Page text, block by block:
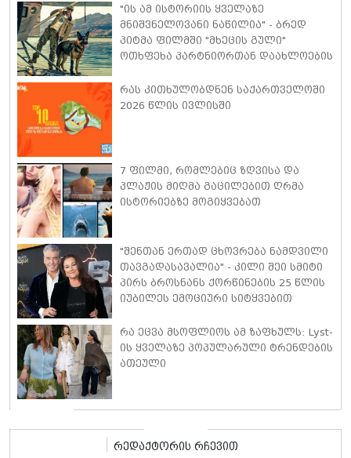
"ის ამ ისტორიის ყველაზე
მნიშვნელოვანი ნაწილია" - ბრედ
პიტმა ფილმში "მხეცის გული"
ოთხფეხა პარტნიორთან დაახლოების
ისაუბრა
რას კითხულობდნენ საქართველოში
2026 წლის ივლისში
7 ფილმი, რომლებიც ზღვისა და
პლაჟის მიღმა გაცილებით ღრმა
ისტორიებზე მოგიყვებათ
"შენთან ერთად ცხოვრება ნამდვილი
თავგადასავალია" - კილი შეი სმიტი
პირს ბროსნანს ქორწინების 25 წლის
იუბილეს ემოციური სიტყვებით
რა ეცვა მსოფლიოს ამ ზაფხულს: Lyst-
ის ყველაზე პოპულარული ტრენდების
ათეული
რედაქტორის რჩევით